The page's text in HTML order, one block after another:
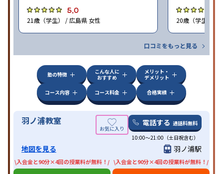
5.0
21歳（学生） / 広島県 女性 20歳（学生） /
口コミをもっと見る
塾の特徴
こんな人に
おすすめ
メリット・
デメリット
コース内容
コース料金 合格実績
羽ノ浦教室 電話する 通話料無料
10:00〜21:00（土日祝含む）
地図を見る 羽ノ浦駅
\入会金と90分×4回の授業料が無料！/ \入会金と90分×4回の授業料が無料！/